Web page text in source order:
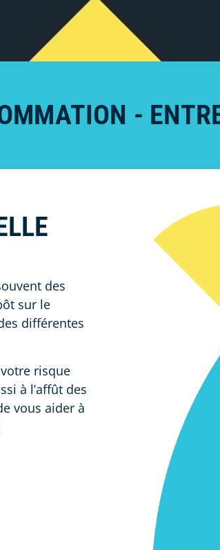
-
des
sur le
différentes
risque
à l’affût des
vous aider à